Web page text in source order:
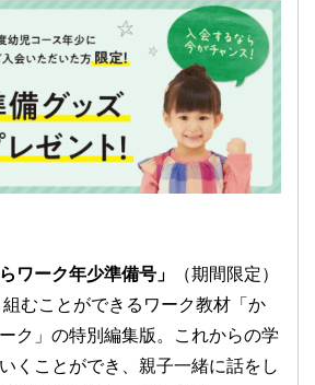
ワーク年少準備号」
（期間限定）
むことができるワーク教材「か
ク」の特別編集版。これからの学
くことができ、親子一緒に話をし